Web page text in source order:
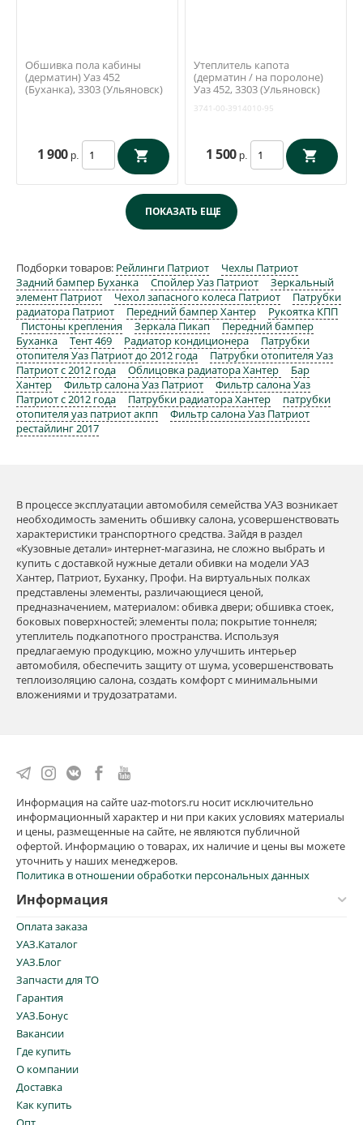
Обшивка пола кабины
(дерматин) Уаз 452
(Буханка), 3303 (Ульяновск)
1 900 р.
Утеплитель капота
(дерматин / на поролоне)
Уаз 452, 3303 (Ульяновск)
3741-00-3914010-95
1 500 р.
Подборки товаров: Рейлинги Патриот
Чехлы Патриот
Задний бампер Буханка
Спойлер Уаз Патриот
Зеркальный
элемент Патриот
Чехол запасного колеса Патриот
Патрубки
радиатора Патриот
Передний бампер Хантер
Рукоятка КПП
Пистоны крепления
Зеркала Пикап
Передний бампер
Буханка
Тент 469 Радиатор кондиционера
Патрубки
отопителя Уаз Патриот до 2012 года
Патрубки отопителя Уаз
Патриот с 2012 года
Облицовка радиатора Хантер
Бар
Хантер
Фильтр салона Уаз Патриот
Фильтр салона Уаз
Патриот с 2012 года
Патрубки радиатора Хантер
патрубки
отопителя уаз патриот акпп
Фильтр салона Уаз Патриот
рестайлинг 2017
В процессе эксплуатации автомобиля семейства УАЗ возникает
необходимость заменить обшивку салона, усовершенствовать
характеристики транспортного средства. Зайдя в раздел
«Кузовные детали» интернет-магазина, не сложно выбрать и
купить с доставкой нужные детали обивки на модели УАЗ
Хантер, Патриот, Буханку, Профи. На виртуальных полках
представлены элементы, различающиеся ценой,
предназначением, материалом: обивка двери; обшивка стоек,
боковых поверхностей; элементы пола; покрытие тоннеля;
утеплитель подкапотного пространства. Используя
предлагаемую продукцию, можно улучшить интерьер
автомобиля, обеспечить защиту от шума, усовершенствовать
теплоизоляцию салона, создать комфорт с минимальными
вложениями и трудозатратами.
Информация на сайте uaz-motors.ru носит исключительно
информационный характер и ни при каких условиях материалы
и цены, размещенные на сайте, не являются публичной
офертой. Информацию о товарах, их наличие и цены вы можете
уточнить у наших менеджеров.
Политика в отношении обработки персональных данных
Информация
Оплата заказа
УАЗ.Каталог
УАЗ.Блог
Запчасти для ТО
Гарантия
УАЗ.Бонус
Вакансии
Где купить
О компании
Доставка
Как купить